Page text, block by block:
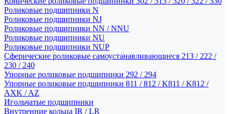
Роликовые подшипники N
Роликовые подшипники NJ
Роликовые подшипники NN / NNU
Роликовые подшипники NU
Роликовые подшипники NUP
Сферические роликовые самоустанавливающиеся 213 / 222 /
230 / 240
Упорные роликовые подшипники 292 / 294
Упорные роликовые подшипники 811 / 812 / K811 / K812 /
AXK / AZ
Игольчатые подшипники
Внутренние кольца IR / LR